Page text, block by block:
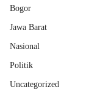
Bogor
Jawa Barat
Nasional
Politik
Uncategorized